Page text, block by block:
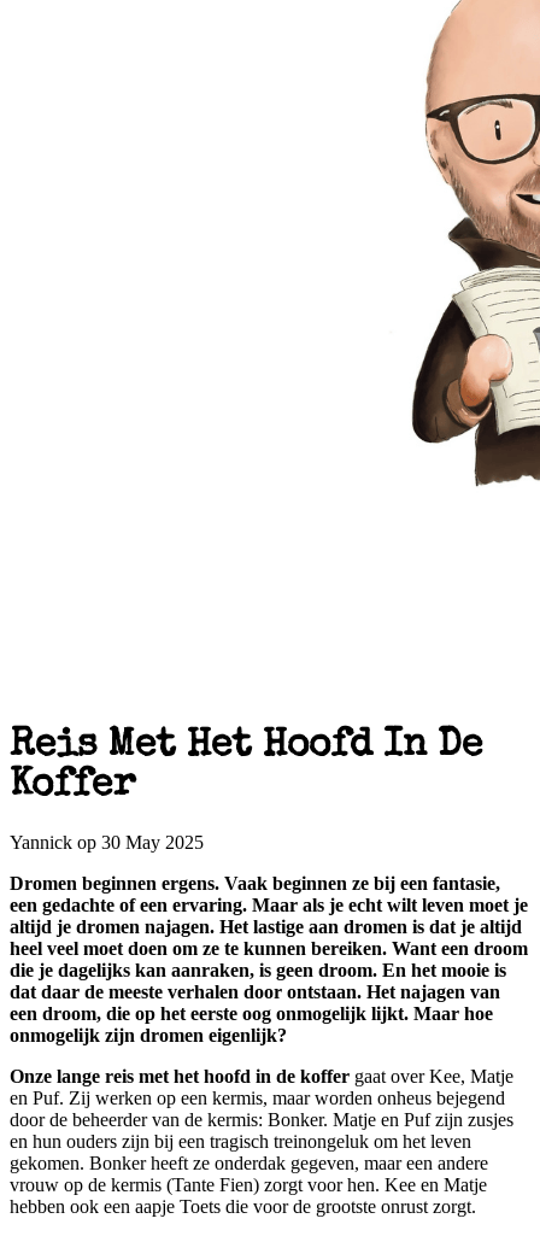
Reis Met Het Hoofd In De
Koffer
Yannick op 30 May 2025
Dromen beginnen ergens. Vaak beginnen ze bij een fantasie,
een gedachte of een ervaring. Maar als je echt wilt leven moet je
altijd je dromen najagen. Het lastige aan dromen is dat je altijd
heel veel moet doen om ze te kunnen bereiken. Want een droom
die je dagelijks kan aanraken, is geen droom. En het mooie is
dat daar de meeste verhalen door ontstaan. Het najagen van
een droom, die op het eerste oog onmogelijk lijkt. Maar hoe
onmogelijk zijn dromen eigenlijk?
Onze lange reis met het hoofd in de koffer gaat over Kee, Matje
en Puf. Zij werken op een kermis, maar worden onheus bejegend
door de beheerder van de kermis: Bonker. Matje en Puf zijn zusjes
en hun ouders zijn bij een tragisch treinongeluk om het leven
gekomen. Bonker heeft ze onderdak gegeven, maar een andere
vrouw op de kermis (Tante Fien) zorgt voor hen. Kee en Matje
hebben ook een aapje Toets die voor de grootste onrust zorgt.